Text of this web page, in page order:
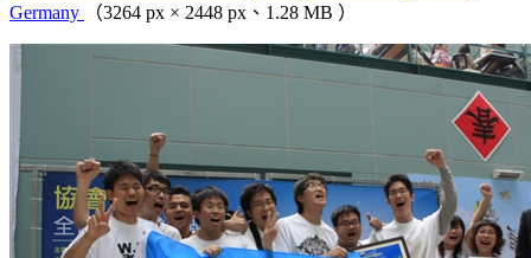
Germany
（3264 px × 2448 px、1.28 MB ）